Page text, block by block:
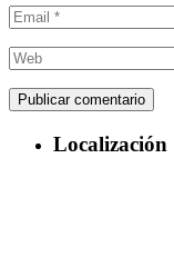
Localización